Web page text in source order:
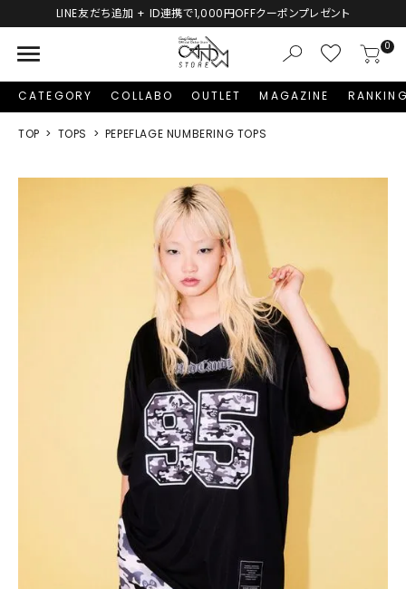
LINE友だち追加 + ID連携で1,000円OFFクーポンプレゼント
menu 0
CATEGORY COLLABO OUTLET MAGAZINE
TOP TOPS PEPEFLAGE NUMBERING TOPS